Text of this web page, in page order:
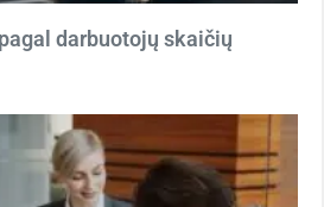
darbuotojų skaičių